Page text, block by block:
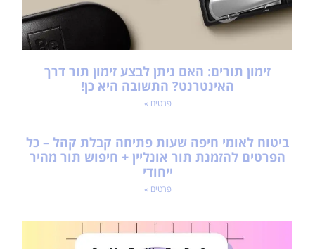
זימון תורים: האם ניתן לבצע זימון תור דרך
האינטרנט? התשובה היא כן!
פרטים »
ביטוח לאומי חיפה שעות פתיחה קבלת קהל – כל
הפרטים להזמנת תור אונליין + חיפוש תור מהיר
ייחודי
פרטים »